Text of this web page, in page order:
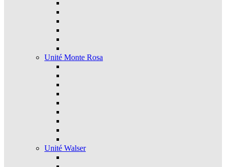
Unité Monte Rosa
Unité Walser